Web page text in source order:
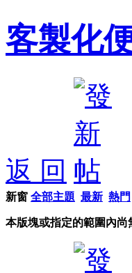
客製化
返 回
新窗 全部主題 最新 熱門
本版塊或指定的範圍內尚